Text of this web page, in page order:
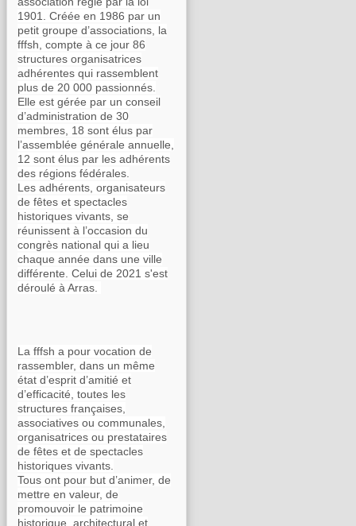
1901. Créée en 1986 par un
petit groupe d’associations, la
fffsh, compte à ce jour 86
structures organisatrices
adhérentes qui rassemblent
plus de 20 000 passionnés.
Elle est gérée par un conseil
d’administration de 30
membres, 18 sont élus par
l’assemblée générale annuelle,
12 sont élus par les adhérents
des régions fédérales.
Les adhérents, organisateurs
de fêtes et spectacles
historiques vivants, se
réunissent à l’occasion du
congrès national qui a lieu
chaque année dans une ville
différente. Celui de 2021 s'est
déroulé à Arras.
La fffsh a pour vocation de
rassembler, dans un même
état d’esprit d’amitié et
d’efficacité, toutes les
structures françaises,
associatives ou communales,
organisatrices ou prestataires
de fêtes et de spectacles
historiques vivants.
Tous ont pour but d’animer, de
mettre en valeur, de
promouvoir le patrimoine
historique, architectural et